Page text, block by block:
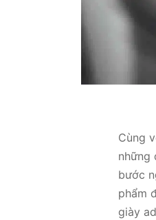
Cùng
những
bước
phẩm
giày